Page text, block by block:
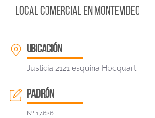
Local Comercial en Montevideo
ubicación
Justicia 2121 esquina Hocquart.
padrón
Nº 17.626